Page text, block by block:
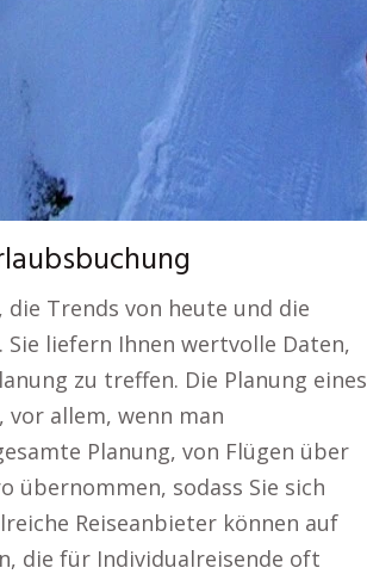
die Trends von heute und die
Sie liefern Ihnen wertvolle Daten,
zu treffen. Die Planung eines
allem, wenn man
Planung, von Flügen über
übernommen, sodass Sie sich
Reiseanbieter können auf
die für Individualreisende oft